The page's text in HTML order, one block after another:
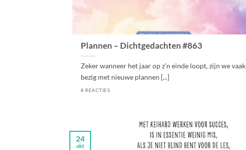
Plannen – Dichtgedachten #863
Zeker wanneer het jaar op z’n einde loopt, zijn we vaak
bezig met nieuwe plannen [...]
8 REACTIES
24
okt